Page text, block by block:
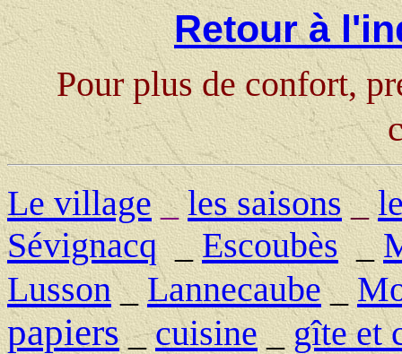
Retour à
Pour plus de confort,
Le village_les saisons_
Sévignacq_Escoubès_
Lusson_Lannecaube_
papiers_cuisine_gîte et